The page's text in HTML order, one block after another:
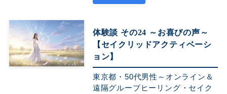
体験談 その24 ～お喜びの声～
【セイクリッドアクティベーシ
ョン】
東京都・50代男性～オンライン＆
遠隔グループヒーリング・セイク